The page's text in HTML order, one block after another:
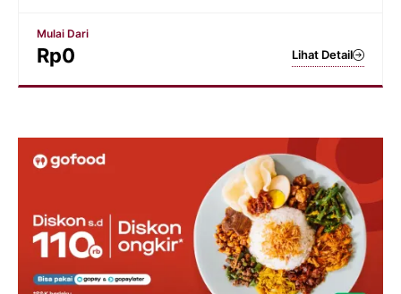
Mulai Dari
Rp0 Lihat Detail